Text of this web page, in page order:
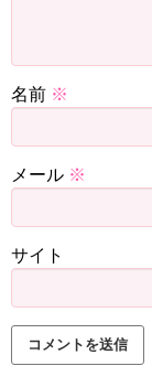
星ひとみさんほ
是非占って貰い
残念ながら個人
多忙の身でもあ
名前 ※
メール ※
サイト